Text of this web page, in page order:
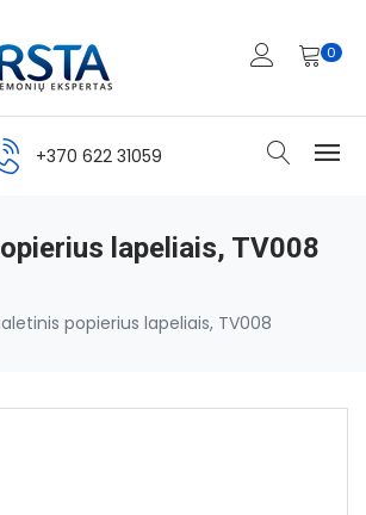
0
+370 622 31059
lapeliais, TV008
popierius lapeliais, TV008